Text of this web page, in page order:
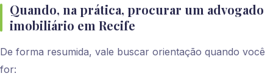
Quando, na prática, procurar um advogado
imobiliário em Recife
De forma resumida, vale buscar orientação quando você
for: